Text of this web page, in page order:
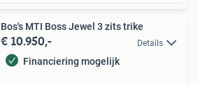
Bos's MTI Boss Jewel 3 zits trike
€ 10.950,- Details
Financiering mogelijk